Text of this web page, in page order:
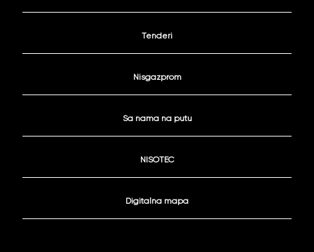
Tenderi
Nisgazprom
Sa nama na putu
NISOTEC
Digitalna mapa